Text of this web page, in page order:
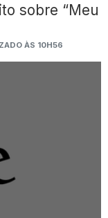
sobre “Meu
ÀS 10H56